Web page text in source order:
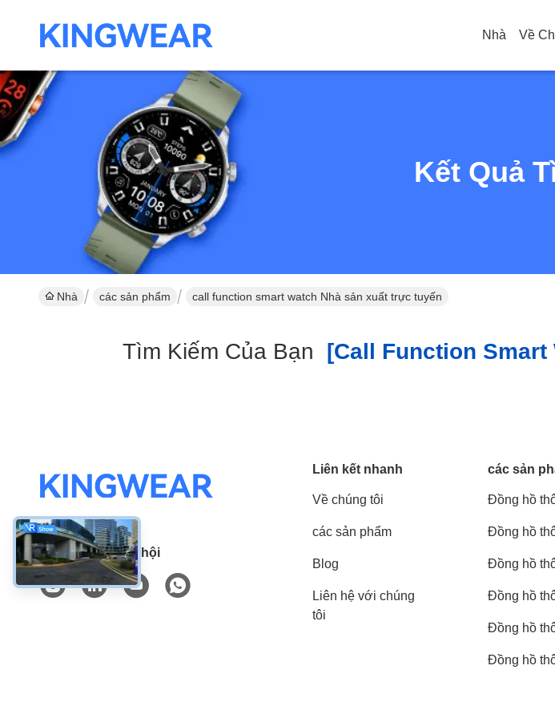
Nhà
Kết Quả
Nhà các sản phẩm call function smart watch Nhà sản xuất trực tuyến
Tìm Kiếm Của Bạn [call Function Smart
Truyền thông xã hội
Liên kết nhanh
Về chúng tôi
các sản phẩm
Blog
Liên hệ với chúng
tôi
các sản
Đồng hồ
Đồng hồ
Đồng hồ
Đồng hồ
Đồng hồ
Đồng hồ